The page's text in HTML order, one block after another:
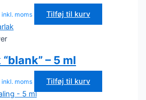
inkl. moms Tilføj til kurv
– 5 ml
inkl. moms Tilføj til kurv